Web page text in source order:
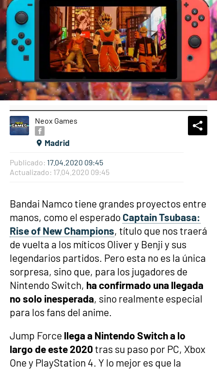
Neox Games
Madrid
Publicado: 17.04.2020 09:45
Actualizado: 17.04.2020 09:45
Bandai Namco tiene grandes proyectos entre
manos, como el esperado Captain Tsubasa:
Rise of New Champions, título que nos traerá
de vuelta a los míticos Oliver y Benji y sus
legendarios partidos. Pero esta no es la única
sorpresa, sino que, para los jugadores de
Nintendo Switch, ha confirmado una llegada
no solo inesperada, sino realmente especial
para los fans del anime.
Jump Force llega a Nintendo Switch a lo
largo de este 2020 tras su paso por PC, Xbox
One y PlayStation 4. Y lo mejor es que la